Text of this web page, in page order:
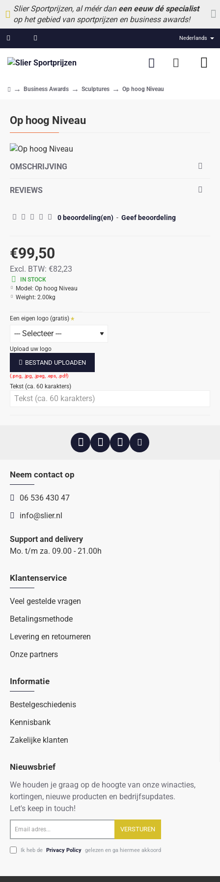
Slier Sportprijzen, al méér dan een eeuw dé specialist
op het gebied van sportprijzen en business awards!
Nederlands
Op hoog Niveau
Business Awards Sculptures Op hoog Niveau
OMSCHRIJVING
REVIEWS
0 beoordeling(en) - Geef beoordeling
€99,50
Excl. BTW: €82,23
IN STOCK
Model: Op hoog Niveau
Weight: 2.00kg
Een eigen logo (gratis)
Upload uw logo
BESTAND UPLOADEN
Tekst (ca. 60 karakters)
Neem contact op
06 536 430 47
info@slier.nl
Support and delivery
Mo. t/m za. 09.00 - 21.00h
Klantenservice
Veel gestelde vragen
Betalingsmethode
Levering en retourneren
Onze partners
Informatie
Bestelgeschiedenis
Kennisbank
Zakelijke klanten
Nieuwsbrief
We houden je graag op de hoogte van onze winacties,
kortingen, nieuwe producten en bedrijfsupdates.
Let's keep in touch!
adres...
VERSTUREN
Ik heb de Privacy Policy gelezen en ga hiermee akkoord